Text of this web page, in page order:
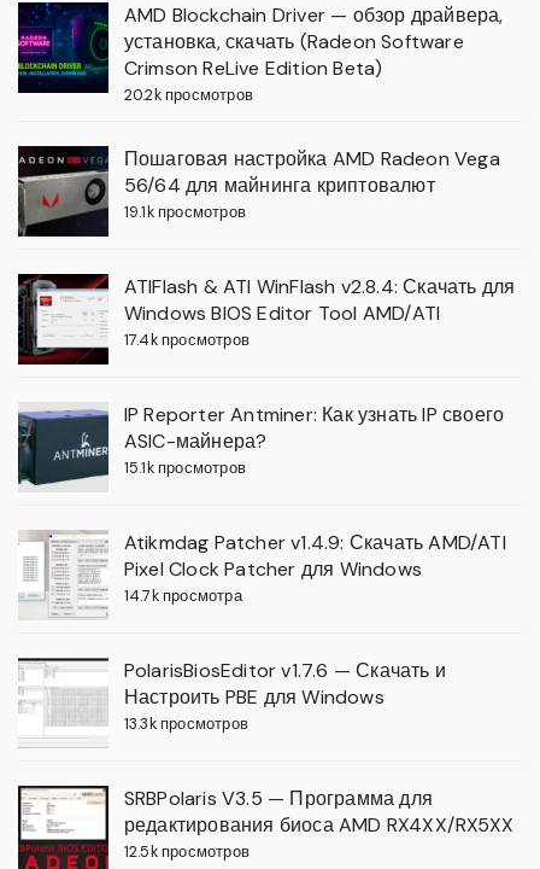
AMD Blockchain Driver — обзор драйвера,
установка, скачать (Radeon Software
Crimson ReLive Edition Beta)
20.2k просмотров
Пошаговая настройка AMD Radeon Vega
56/64 для майнинга криптовалют
19.1k просмотров
ATIFlash & ATI WinFlash v2.8.4: Скачать для
Windows BIOS Editor Tool AMD/ATI
17.4k просмотров
IP Reporter Antminer: Как узнать IP своего
ASIC-майнера?
15.1k просмотров
Atikmdag Patcher v1.4.9: Скачать AMD/ATI
Pixel Clock Patcher для Windows
14.7k просмотра
PolarisBiosEditor v1.7.6 — Скачать и
Настроить PBE для Windows
13.3k просмотров
SRBPolaris V3.5 — Программа для
редактирования биоса AMD RX4XX/RX5XX
12.5k просмотров